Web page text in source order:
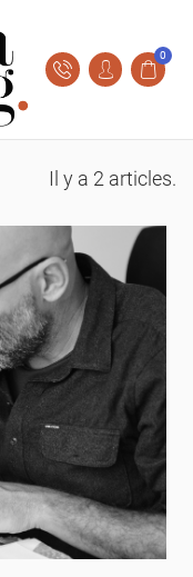
0
Il y a 2 articles.